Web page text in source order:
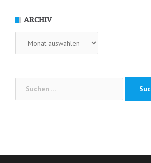
ARCHIV
nach: